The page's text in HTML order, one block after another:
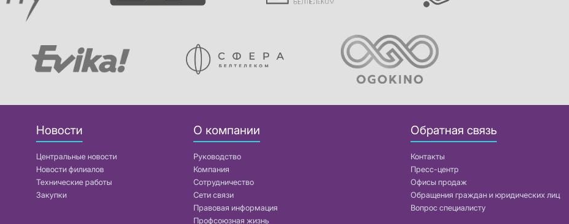
Новости
Центральные новости
Новости филиалов
Технические работы
Закупки
О компании
Руководство
Компания
Сотрудничество
Сети связи
Правовая информация
Профсоюзная жизнь
Обратная связь
Контакты
Пресс-центр
Офисы продаж
Обращения граждан и юридических лиц
Вопрос специалисту